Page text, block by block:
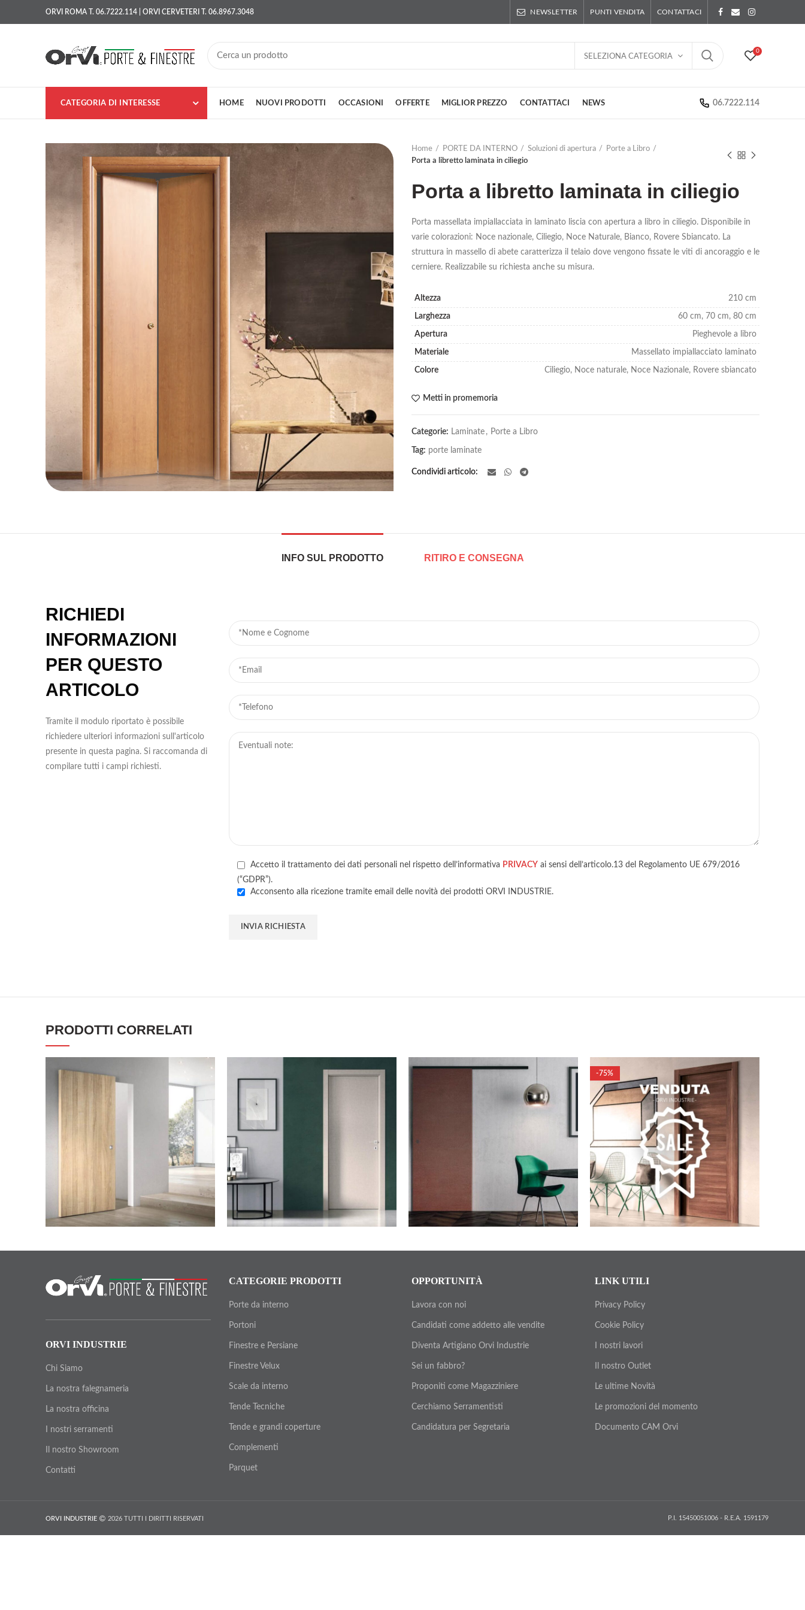
ORVI ROMA T. 06.7222.114 | ORVI CERVETERI T. 06.8967.3048 NEWSLETTER PUNTI VENDITA CONTATTACI
SELEZIONA CATEGORIA
0
CATEGORIA DI INTERESSE HOME NUOVI PRODOTTI OCCASIONI OFFERTE MIGLIOR PREZZO CONTATTACI NEWS 06.7222.114
Home PORTE DA INTERNO Soluzioni di apertura
Porte a Libro
Porta a libretto laminata in ciliegio
Porta a libretto laminata in ciliegio
Porta massellata impiallacciata in laminato liscia con apertura a libro in ciliegio. Disponibile in
varie colorazioni: Noce nazionale, Ciliegio, Noce Naturale, Bianco, Rovere Sbiancato. La
struttura in massello di abete caratterizza il telaio dove vengono fissate le viti di ancoraggio e le
cerniere. Realizzabile su richiesta anche su misura.
Altezza 210 cm
Larghezza 60 cm, 70 cm, 80 cm
Apertura Pieghevole a libro
Materiale Massellato impiallacciato laminato
Colore Ciliegio, Noce naturale, Noce Nazionale, Rovere sbiancato
Metti in promemoria
Categorie: Laminate , Porte a Libro
Tag: porte laminate
Condividi articolo
INFO SUL PRODOTTO RITIRO E CONSEGNA
RICHIEDI
INFORMAZIONI
PER QUESTO
ARTICOLO
Tramite il modulo riportato è possibile
richiedere ulteriori informazioni sull'articolo
presente in questa pagina. Si raccomanda di
compilare tutti i campi richiesti.
Accetto il trattamento dei dati personali nel rispetto dell’informativa PRIVACY ai sensi dell’articolo.13 del Regolamento UE 679/2016
(“GDPR”).
Acconsento alla ricezione tramite email delle novità dei prodotti ORVI INDUSTRIE.
PRODOTTI CORRELATI
-75%
318,00€ 79,00€
ORVI INDUSTRIE
Chi Siamo
La nostra falegnameria
La nostra officina
I nostri serramenti
Il nostro Showroom
Contatti
CATEGORIE PRODOTTI
Porte da interno
Portoni
Finestre e Persiane
Finestre Velux
Scale da interno
Tende Tecniche
Tende e grandi coperture
Complementi
Parquet
OPPORTUNITÀ
Lavora con noi
Candidati come addetto alle vendite
Diventa Artigiano Orvi Industrie
Sei un fabbro?
Proponiti come Magazziniere
Cerchiamo Serramentisti
Candidatura per Segretaria
LINK UTILI
Privacy Policy
Cookie Policy
I nostri lavori
Il nostro Outlet
Le ultime Novità
Le promozioni del momento
Documento CAM Orvi
ORVI INDUSTRIE 2026 TUTTI I DIRITTI RISERVATI P.I. 15450051006 - R.E.A. 1591179